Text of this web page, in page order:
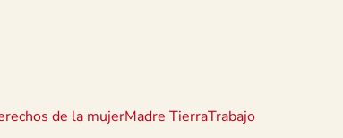
de la mujerMadre TierraTrabajo